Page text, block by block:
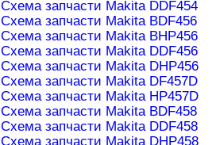
Схема запчасти Makita DDF454
Схема запчасти Makita BDF456
Схема запчасти Makita BHP456
Схема запчасти Makita DDF456
Схема запчасти Makita DHP456
Схема запчасти Makita DF457D
Схема запчасти Makita HP457D
Схема запчасти Makita BDF458
Схема запчасти Makita DDF458
Схема запчасти Makita DHP458